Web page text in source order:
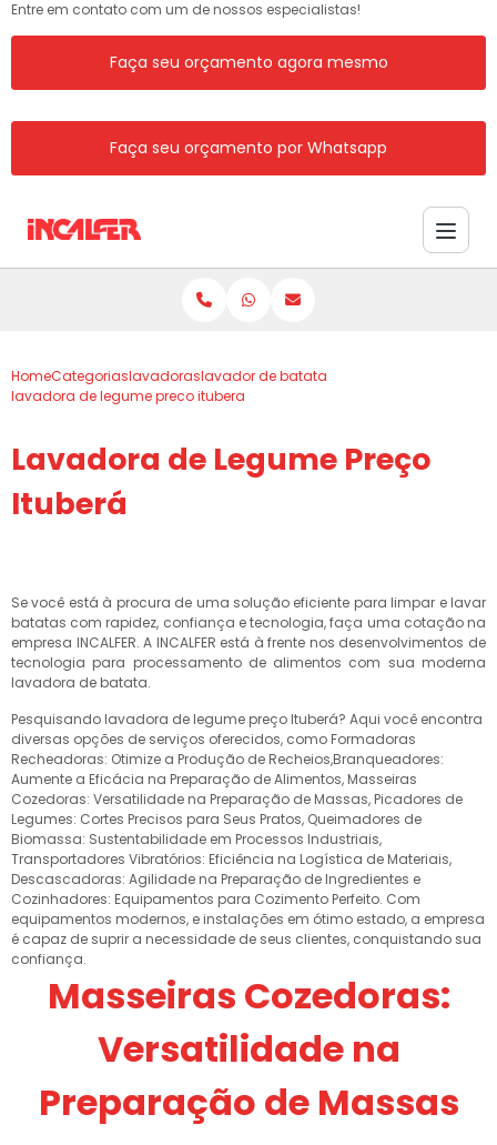
Entre em contato com um de nossos especialistas!
Faça seu orçamento agora mesmo
Faça seu orçamento por Whatsapp
HomeCategoriaslavadoraslavador de batata
lavadora de legume preco itubera
Lavadora de Legume Preço
Ituberá
Se você está à procura de uma solução eficiente para limpar e lavar
batatas com rapidez, confiança e tecnologia, faça uma cotação na
empresa INCALFER. A INCALFER está à frente nos desenvolvimentos de
tecnologia para processamento de alimentos com sua moderna
lavadora de batata.
Pesquisando lavadora de legume preço Ituberá? Aqui você encontra
diversas opções de serviços oferecidos, como Formadoras
Recheadoras: Otimize a Produção de Recheios,Branqueadores:
Aumente a Eficácia na Preparação de Alimentos, Masseiras
Cozedoras: Versatilidade na Preparação de Massas, Picadores de
Legumes: Cortes Precisos para Seus Pratos, Queimadores de
Biomassa: Sustentabilidade em Processos Industriais,
Transportadores Vibratórios: Eficiência na Logística de Materiais,
Descascadoras: Agilidade na Preparação de Ingredientes e
Cozinhadores: Equipamentos para Cozimento Perfeito. Com
equipamentos modernos, e instalações em ótimo estado, a empresa
é capaz de suprir a necessidade de seus clientes, conquistando sua
confiança.
Masseiras Cozedoras:
Versatilidade na
Preparação de Massas